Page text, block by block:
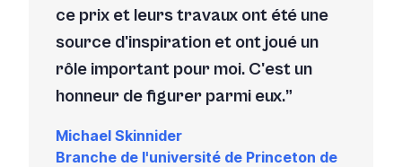
ce prix et leurs travaux ont été une
source d'inspiration et ont joué un
rôle important pour moi. C'est un
honneur de figurer parmi eux.
Michael Skinnider
Branche de l'université de Princeton de